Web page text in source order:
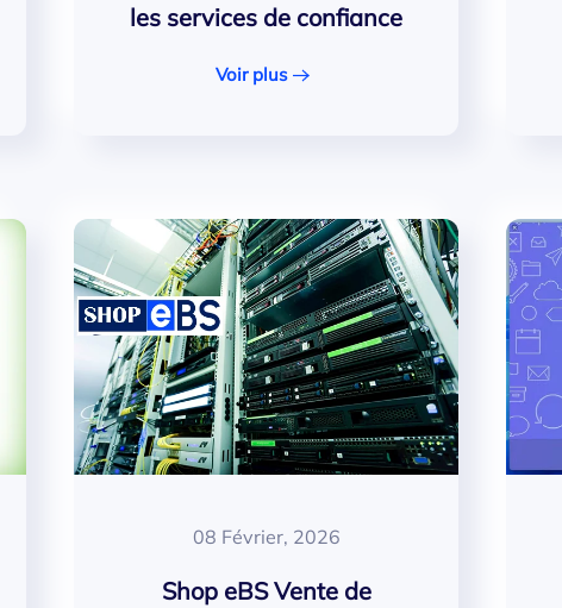
les services de confiance
Voir plus
08 Février, 2026
Shop eBS Vente de